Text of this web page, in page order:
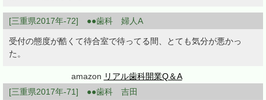
[三重県2017年-72] ●●歯科 婦人A
受付の態度が酷くて待合室で待ってる間、とても気分が悪かっ
た。
amazon リアル歯科開業Q＆A
[三重県2017年-71] ●●歯科 吉田